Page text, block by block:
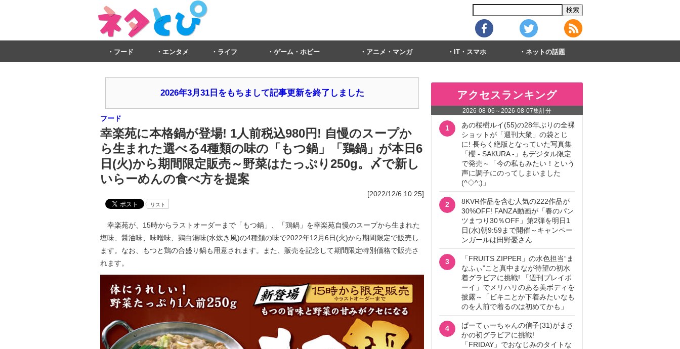
フード エンタメ ライフ ゲーム・ホビー アニメ・マンガ IT・スマホ ネットの話題
2026年3月31日をもちまして記事更新を終了しました
フード
幸楽苑に本格鍋が登場! 1人前税込980円! 自慢のスープか
ら生まれた選べる4種類の味の「もつ鍋」「鶏鍋」が本日6
日(火)から期間限定販売～野菜はたっぷり250g。〆で新し
いらーめんの食べ方を提案
[2022/12/6 10:25]
リスト
幸楽苑が、15時からラストオーダーまで「もつ鍋」、「鶏鍋」を幸楽苑自慢のスープから生まれた
塩味、醤油味、味噌味、鶏白湯味(水炊き風)の4種類の味で2022年12月6日(火)から期間限定で販売し
ます。なお、もつと鶏の合盛り鍋も用意されます。また、販売を記念して期間限定特別価格で販売さ
れます。
アクセスランキング
2026-08-06 ～2026-08-07集計分
1
あの桜樹ルイ(55)の28年ぶりの全裸
ショットが「週刊大衆」の袋とじ
に! 長らく絶版となっていた写真集
「櫻 - SAKURA -」もデジタル限定
で発売～「今の私もみたい！という
声に調子にのってしまいました
(^◇^;)」
2
8KVR作品を含む人気の222作品が
30%OFF! FANZA動画が「春のパン
ツまつり30％OFF」第2弾を明日1
日(水)朝9:59まで開催～キャンペー
ンガールは田野憂さん
3
「FRUITS ZIPPER」の水色担当“ま
なふぃ”こと真中まなが待望の初水
着グラビアに挑戦! 「週刊プレイボ
ーイ」でメリハリのある美ボディを
披露～「ビキニとか下着みたいなも
のを人前で着るのは初めてかも」
4
ぱーてぃーちゃんの信子(31)がまさ
かの初グラビアに挑戦!
「FRIDAY」でおなじみのタイトな